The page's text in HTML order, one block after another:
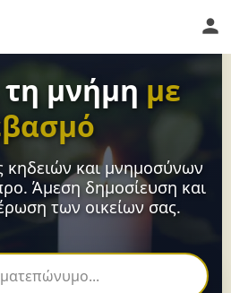
μνήμη με
κηδειών και μνημοσύνων
Άμεση δημοσίευση και
των οικείων σας.